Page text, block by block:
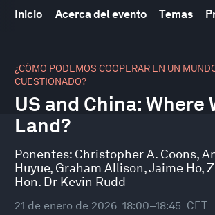
Inicio Acerca del evento Temas
¿CÓMO PODEMOS COOPERAR EN UN
CUESTIONADO?
US and China: Where
Land?
Ponentes: Christopher A. Coons,
Huyue, Graham Allison,Jaime Ho,
Hon. Dr Kevin Rudd
21 de enero de 2026 18:00–18:45 CET
seconds
of
minutes,
10
seconds